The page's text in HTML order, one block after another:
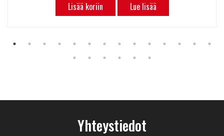
Lisää koriin Lue lisää
Yhteystiedot